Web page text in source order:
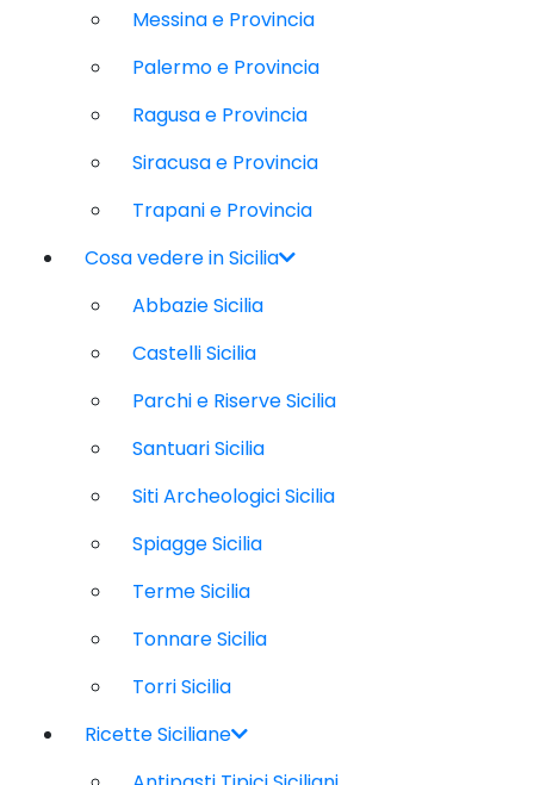
Messina e Provincia
Palermo e Provincia
Ragusa e Provincia
Siracusa e Provincia
Trapani e Provincia
Cosa vedere in Sicilia
Abbazie Sicilia
Castelli Sicilia
Parchi e Riserve Sicilia
Santuari Sicilia
Siti Archeologici Sicilia
Spiagge Sicilia
Terme Sicilia
Tonnare Sicilia
Torri Sicilia
Ricette Siciliane